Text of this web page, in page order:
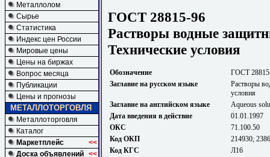
Металлолом
Сырье
Статистика
Индекс цен России
Мировые цены
Цены на биржах
Вопрос месяца
Публикации
Цены и прогнозы
МЕТАЛЛОТОРГОВЛЯ
Металлоторговля
Каталог
Маркетплейс
<<
Доска объявлений <<
ГОСТ 28815-96
Растворы водные
Технические условия
Обозначение
ГОСТ
Заглавие на русском языке
Растворы
условия
Заглавие на английском языке
Aqueous
Дата введения в действие
01.01.1997
ОКС
71.100.50
Код ОКП
214930;
Код КГС
Л16